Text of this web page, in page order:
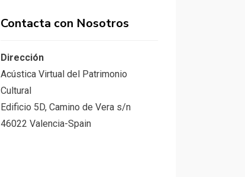
Contacta con Nosotros
Dirección
Acústica Virtual del Patrimonio
Cultural
Edificio 5D, Camino de Vera s/n
46022 Valencia-Spain